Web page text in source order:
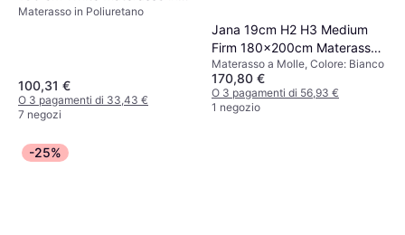
Poliuretano
Materasso in Poliuretano
100,31 €
O 3 pagamenti di 33,43 €
7 negozi
Jana 19cm H2 H3 Medium
Firm 180x200cm Materasso
a Molle
Materasso a Molle, Colore: Bianco
170,80 €
O 3 pagamenti di 56,93 €
1 negozio
-25%